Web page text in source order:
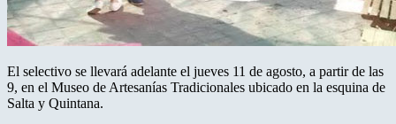
El selectivo se llevará adelante el jueves 11 de agosto, a partir de las
9, en el Museo de Artesanías Tradicionales ubicado en la esquina de
Salta y Quintana.